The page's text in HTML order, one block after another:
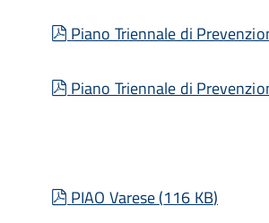
pdf
Piano Triennale di
pdf
Piano Triennale di
pdf
PIAO Varese(116 KB)